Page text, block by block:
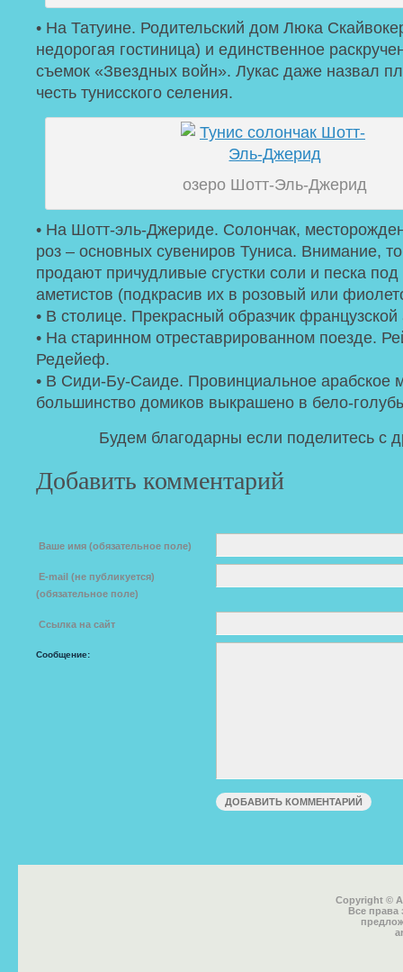
• На Татуине. Родительский дом Люка
недорогая гостиница) и единственное
съемок «Звездных войн». Лукас даже назвал
честь тунисского селения.
озеро Шотт-Эль-Джерид
• На Шотт-эль-Джериде. Солончак,
роз – основных сувениров Туниса. Внимание,
продают причудливые сгустки соли и песка
аметистов (подкрасив их в розовый или
• В столице. Прекрасный образчик французской
• На старинном отреставрированном поезде.
Редейеф.
• В Сиди-Бу-Саиде. Провинциальное арабское
большинство домиков выкрашено в бело-
Будем благодарны если поделитесь с
Добавить комментарий
Ваше имя (обязательное поле)
E-mail (не публикуется)
(обязательное поле)
Ссылка на сайт
Сообщение:
Copyright ©
Все